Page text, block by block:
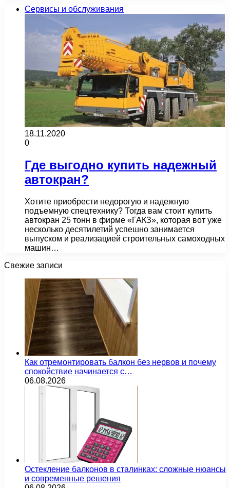
Сервисы и обслуживания
18.11.2020
0
Где выгодно купить надежный
автокран?
Хотите приобрести недорогую и надежную
подъемную спецтехнику? Тогда вам стоит купить
автокран 25 тонн в фирме «ГАКЗ», которая вот уже
несколько десятилетий успешно занимается
выпуском и реализацией строительных самоходных
машин…
Свежие записи
Как отремонтировать балкон без нервов и почему
спокойствие начинается с…
06.08.2026
Остекление балконов в сталинках: сложные нюансы
и современные решения